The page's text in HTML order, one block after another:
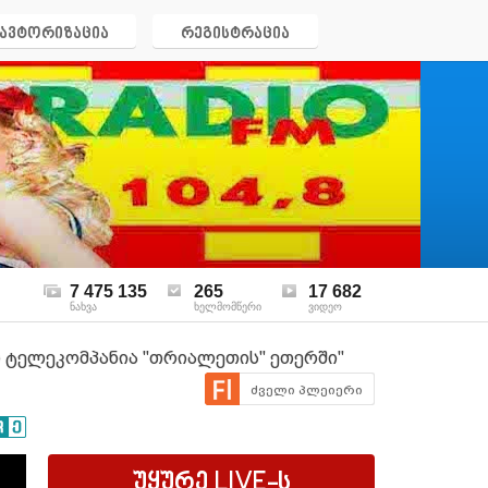
რეგისტრაცია
7 475 135
ნახვა
265
ხელმომწერი
17 682
ვიდეო
"თრიალეთის" ეთერში"
ძველი პლეიერი